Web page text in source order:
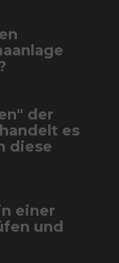
der
es
diese
einer
und